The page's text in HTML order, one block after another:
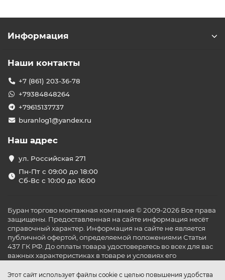
Этот сайт использует файлы cookie с целью повышения удобства
Информация
Наши контакты
+7 (861) 203-36-78
+79384848264
+79615137737
buranlog1@yandex.ru
Наш адрес
ул. Российская 271
Пн-Пт с 09:00 до 18:00
Сб-Вс с 10:00 до 16:00
Буран торгово монтажная компания © 2009-2026 Все права
защищены. Предоставленная на сайте информация несёт
справочный характер. Информация на сайте не является
публичной офертой, определяемой положениями Статьи
437 ГК РФ. До оплаты товара удостоверьтесь во всех для вас
важных характеристиках в товаре и условиях его